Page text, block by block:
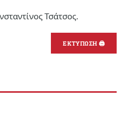
Τσάτσος.
ΕΚΤΥΠΩΣΗ 🖨